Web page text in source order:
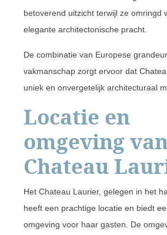
betoverend uitzicht terwijl ze omringd
elegante architectonische pracht.
De combinatie van Europese
vakmanschap zorgt ervoor dat
uniek en onvergetelijk architecturaal
Locatie en
omgeving
Chateau
Het Chateau Laurier, gelegen in het
heeft een prachtige locatie en biedt
omgeving voor haar gasten. De